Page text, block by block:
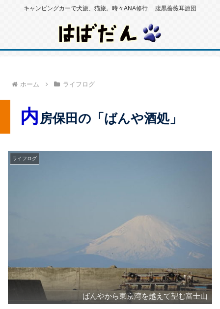
キャンピングカーで犬旅、猫旅。時々ANA修行 腹黒薔薇耳旅団
ホーム ライフログ
内 房保田の「ばんや酒処」
ライフログ
ばんやから東京湾を越えて望む富士山